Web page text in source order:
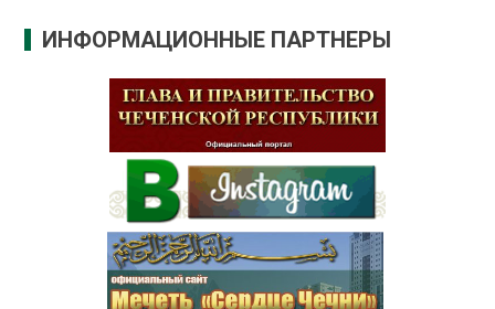
ИНФОРМАЦИОННЫЕ ПАРТНЕРЫ